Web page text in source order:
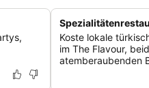
Koste lokale
im The Flavour,
atemberaubenden